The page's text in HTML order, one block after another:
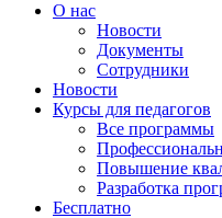
О нас
Новости
Документы
Сотрудники
Новости
Курсы для педагогов
Все программы
Повышение
Разработка
Бесплатно